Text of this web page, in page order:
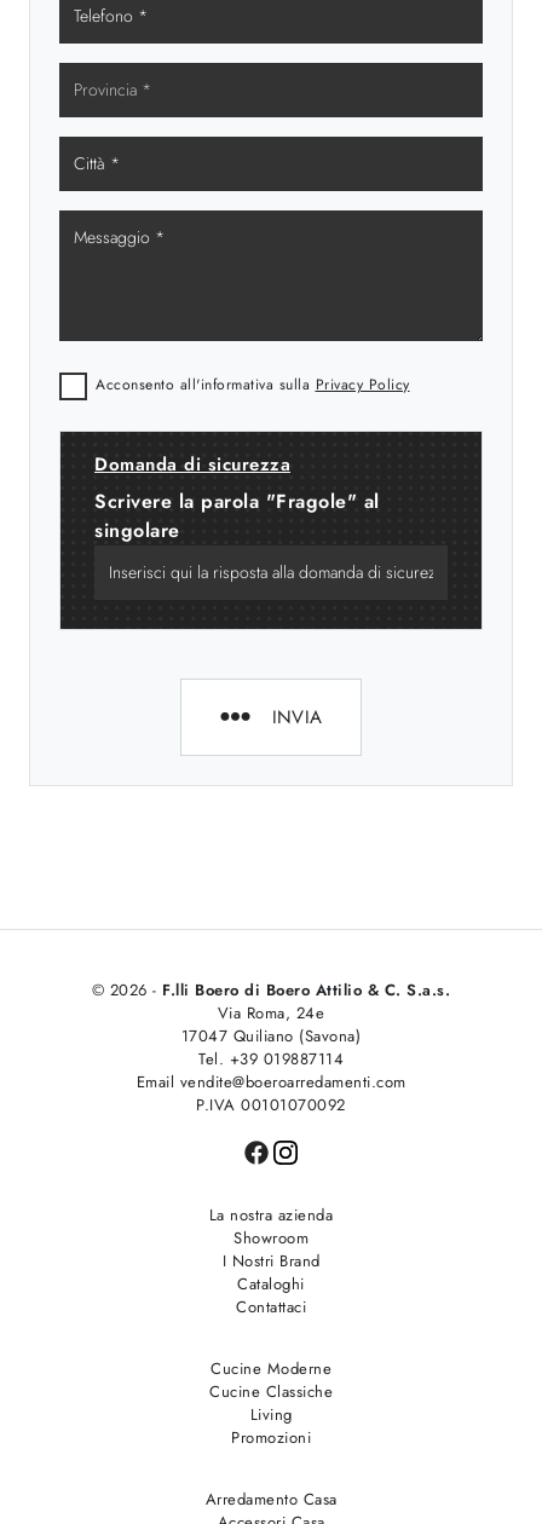
Acconsento all'informativa sulla Privacy Policy
Domanda di sicurezza
Scrivere la parola "Fragole" al
singolare
INVIA
© 2026 - F.lli Boero di Boero Attilio & C. S.a.s.
Via Roma, 24e
17047 Quiliano (Savona)
Tel. +39 019887114
Email vendite@boeroarredamenti.com
P.IVA 00101070092
La nostra azienda
Showroom
I Nostri Brand
Cataloghi
Contattaci
Cucine Moderne
Cucine Classiche
Living
Promozioni
Arredamento Casa